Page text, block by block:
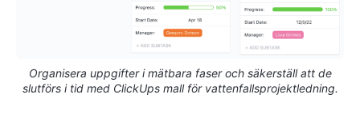
Organisera uppgifter i mätbara faser och säkerställ att de
slutförs i tid med ClickUps mall för vattenfallsprojektledning.